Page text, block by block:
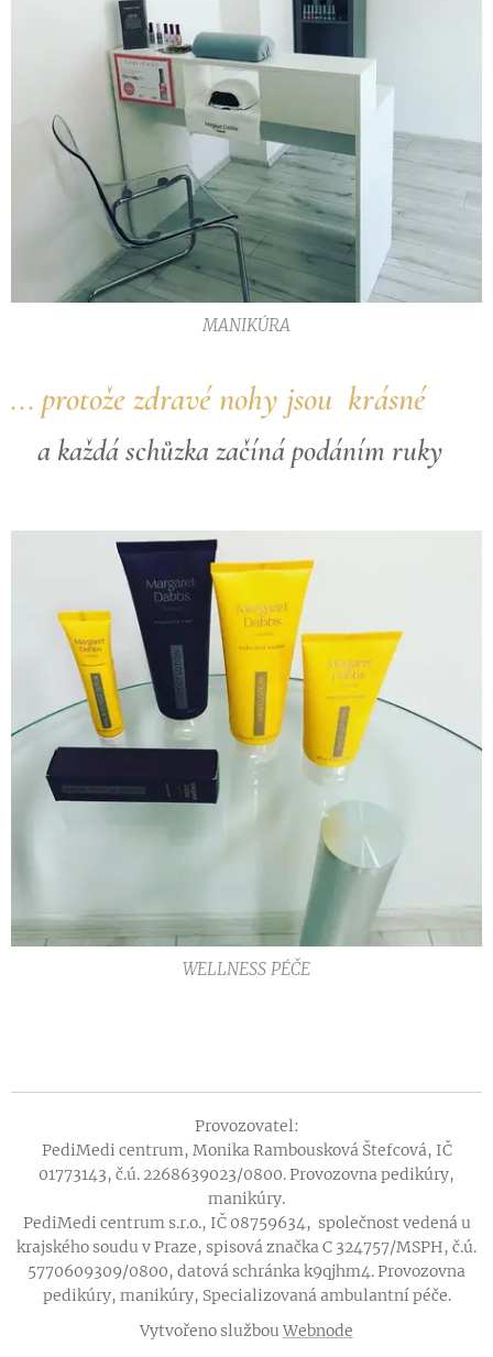
MANIKÚRA
... protože zdravé nohy jsou krásné
a každá schůzka začíná podáním ruky
WELLNESS PÉČE
Provozovatel:
PediMedi centrum, Monika Rambousková Štefcová, IČ
01773143, č.ú. 2268639023/0800. Provozovna pedikúry,
manikúry.
PediMedi centrum s.r.o., IČ 08759634, společnost vedená u
krajského soudu v Praze, spisová značka C 324757/MSPH, č.ú.
5770609309/0800, datová schránka k9qjhm4. Provozovna
pedikúry, manikúry, Specializovaná ambulantní péče.
Vytvořeno službouWebnode